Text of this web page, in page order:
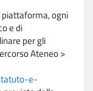
ogni
e di
per gli
Ateneo >
e-